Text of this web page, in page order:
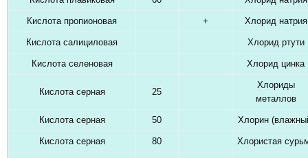
Кислота пропионовая + Хлорид натрия
Кислота салициловая Хлорид ртути
Кислота селеновая Хлорид цинка
Кислота серная 25
Хлориды
металлов
Кислота серная 50 Хлорин
Кислота серная 80 Хлористая